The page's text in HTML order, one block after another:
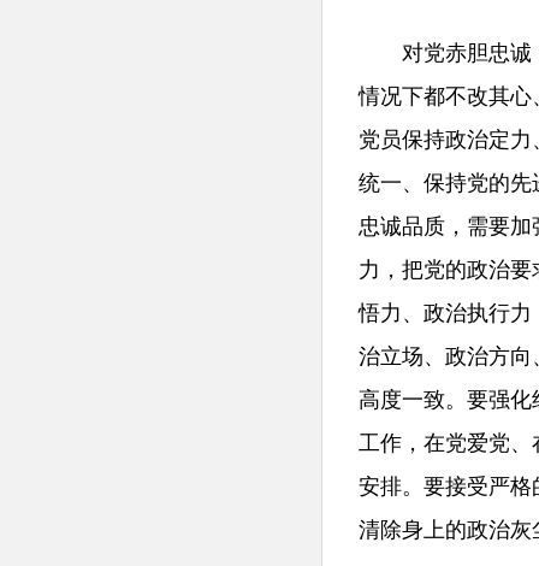
对党赤胆忠诚，
情况下都不改其
党员保持政治定
统一、保持党的
忠诚品质，需要
力，把党的政治
悟力、政治执行力
治立场、政治方
高度一致。要强
工作，在党爱党
安排。要接受严
清除身上的政治